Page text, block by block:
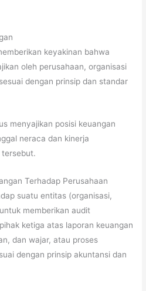
keyakinan bahwa
oleh perusahaan, organisasi
dengan prinsip dan standar
menyajikan posisi keuangan
neraca dan kinerja
tersebut.
Terhadap Perusahaan
suatu entitas (organisasi,
memberikan audit
ketiga atas laporan keuangan
dan wajar, atau proses
dengan prinsip akuntansi dan